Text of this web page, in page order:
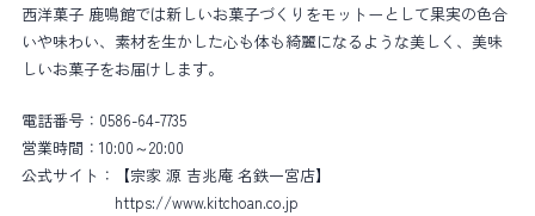
西洋菓子 鹿鳴館では新しいお菓子づくりをモットーとして果実の色合
いや味わい、素材を生かした心も体も綺麗になるような美しく、美味
しいお菓子をお届けします。
電話番号： 0586-64-7735
営業時間： 10:00～20:00
公式サイト：
【宗家 源 吉兆庵 名鉄一宮店】
https://www.kitchoan.co.jp